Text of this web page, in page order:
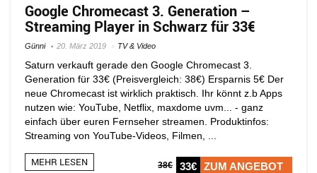
Google Chromecast 3. Generation –
Streaming Player in Schwarz für 33€
Günni 20. März 2019 TV & Video
Saturn verkauft gerade den Google Chromecast 3.
Generation für 33€ (Preisvergleich: 38€) Ersparnis 5€ Der
neue Chromecast ist wirklich praktisch. Ihr könnt z.b Apps
nutzen wie: YouTube, Netflix, maxdome uvm... - ganz
einfach über euren Fernseher streamen. Produktinfos:
Streaming von YouTube-Videos, Filmen, ...
MEHR LESEN 38€ 33€ ZUM ANGEBOT